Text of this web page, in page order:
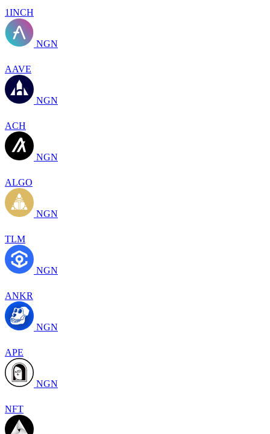
1INCH
NGN
AAVE
NGN
ACH
NGN
ALGO
NGN
TLM
NGN
ANKR
NGN
APE
NGN
NFT